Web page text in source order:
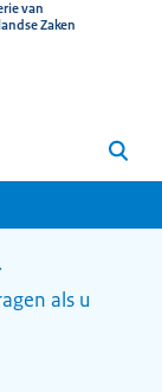
van
Zaken
Zoeken
als u